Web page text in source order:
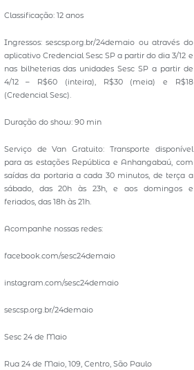
Classificação: 12 anos
Ingressos: sescsp.org.br/24demaio ou através do
aplicativo Credencial Sesc SP a partir do dia 3/12 e
nas bilheterias das unidades Sesc SP a partir de
4/12 – R$60 (inteira), R$30 (meia) e R$18
(Credencial Sesc).
Duração do show: 90 min
Serviço de Van Gratuito: Transporte disponível
para as estações República e Anhangabaú, com
saídas da portaria a cada 30 minutos, de terça a
sábado, das 20h às 23h, e aos domingos e
feriados, das 18h às 21h.
Acompanhe nossas redes:
facebook.com/sesc24demaio
instagram.com/sesc24demaio
sescsp.org.br/24demaio
Sesc 24 de Maio
Rua 24 de Maio, 109, Centro, São Paulo